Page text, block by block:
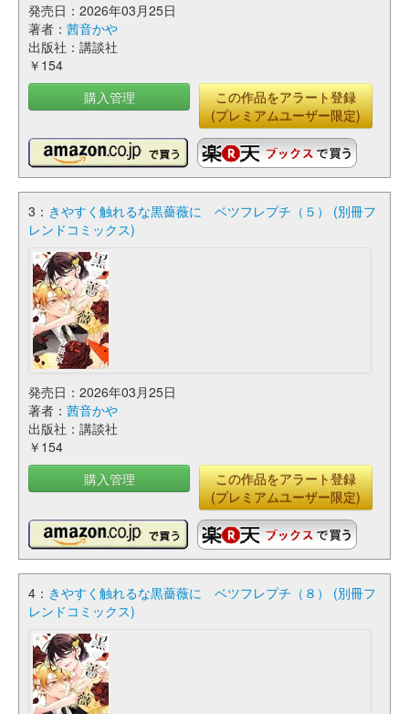
発売日：2026年03月25日
著者： 茜音かや
出版社：講談社
￥154
購入管理
この作品をアラート登録
(プレミアムユーザー限定)
3： きやすく触れるな黒薔薇に ベツフレプチ（５） (別冊フ
レンドコミックス)
発売日：2026年03月25日
著者： 茜音かや
出版社：講談社
￥154
購入管理
この作品をアラート登録
(プレミアムユーザー限定)
4： きやすく触れるな黒薔薇に ベツフレプチ（８） (別冊フ
レンドコミックス)